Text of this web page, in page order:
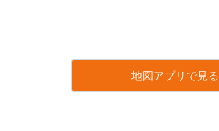
地図アプリで見る